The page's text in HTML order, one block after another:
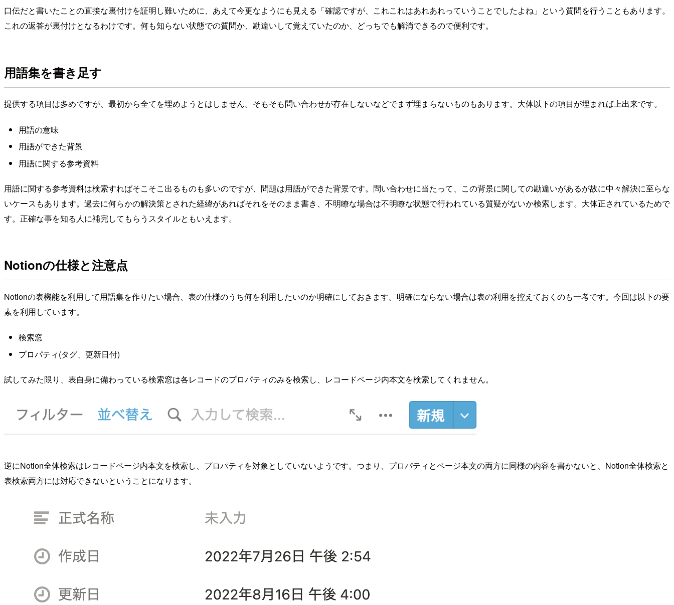
口伝だと書いたことの直接な裏付けを証明し難いために、あえて今更なようにも見える「確認ですが、これこれはあれあれっていうことでしたよね」という質問を行うこともあります。
これの返答が裏付けとなるわけです。何も知らない状態での質問か、勘違いして覚えていたのか、どっちでも解消できるので便利です。
用語集を書き足す
提供する項目は多めですが、最初から全てを埋めようとはしません。そもそも問い合わせが存在しないなどでまず埋まらないものもあります。大体以下の項目が埋まれば上出来です。
用語の意味
用語ができた背景
用語に関する参考資料
用語に関する参考資料は検索すればそこそこ出るものも多いのですが、問題は用語ができた背景です。問い合わせに当たって、この背景に関しての勘違いがあるが故に中々解決に至らな
いケースもあります。過去に何らかの解決策とされた経緯があればそれをそのまま書き、不明瞭な場合は不明瞭な状態で行われている質疑がないか検索します。大体正されているためで
す。正確な事を知る人に補完してもらうスタイルともいえます。
Notionの仕様と注意点
Notionの表機能を利用して用語集を作りたい場合、表の仕様のうち何を利用したいのか明確にしておきます。明確にならない場合は表の利用を控えておくのも一考です。今回は以下の要
素を利用しています。
検索窓
プロパティ(タグ、更新日付)
試してみた限り、表自身に備わっている検索窓は各レコードのプロパティのみを検索し、レコードページ内本文を検索してくれません。
逆にNotion全体検索はレコードページ内本文を検索し、プロパティを対象としていないようです。つまり、プロパティとページ本文の両方に同様の内容を書かないと、Notion全体検索と
表検索両方には対応できないということになります。